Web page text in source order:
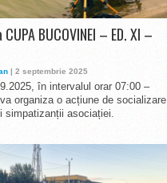
BUCOVINEI – ED. XI –
| 2 septembrie 2025
în intervalul orar 07:00 –
organiza o acțiune de socializare
simpatizanții asociației.